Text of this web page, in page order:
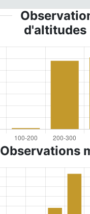
d'altitudes
Observations